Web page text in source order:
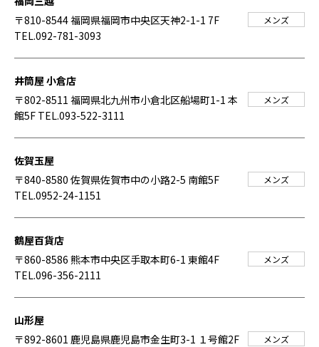
〒810-8544 福岡県福岡市中央区天神2-1-1 7F
TEL.092-781-3093
メンズ
井筒屋 小倉店
〒802-8511 福岡県北九州市小倉北区船場町1-1 本
館5F TEL.093-522-3111
メンズ
佐賀玉屋
〒840-8580 佐賀県佐賀市中の小路2-5 南館5F
TEL.0952-24-1151
メンズ
鶴屋百貨店
〒860-8586 熊本市中央区手取本町6-1 東館4F
TEL.096-356-2111
メンズ
山形屋
〒892-8601 鹿児島県鹿児島市金生町3-1 １号館2F
メンズ